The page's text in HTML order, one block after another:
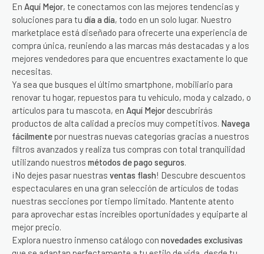
En Aquí Mejor, te conectamos con las mejores tendencias y
soluciones para tu día a día, todo en un solo lugar. Nuestro
marketplace está diseñado para ofrecerte una experiencia de
compra única, reuniendo a las marcas más destacadas y a los
mejores vendedores para que encuentres exactamente lo que
necesitas.
Ya sea que busques el último smartphone, mobiliario para
renovar tu hogar, repuestos para tu vehículo, moda y calzado, o
artículos para tu mascota, en Aquí Mejor descubrirás
productos de alta calidad a precios muy competitivos. Navega
fácilmente por nuestras nuevas categorías gracias a nuestros
filtros avanzados y realiza tus compras con total tranquilidad
utilizando nuestros métodos de pago seguros.
¡No dejes pasar nuestras ventas flash! Descubre descuentos
espectaculares en una gran selección de artículos de todas
nuestras secciones por tiempo limitado. Mantente atento
para aprovechar estas increíbles oportunidades y equiparte al
mejor precio.
Explora nuestro inmenso catálogo con novedades exclusivas